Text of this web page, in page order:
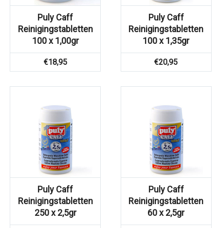
Puly Caff
Reinigingstabletten
100 x 1,00gr
€18,95
Puly Caff
Reinigingstabletten
100 x 1,35gr
€20,95
Puly Caff
Reinigingstabletten
250 x 2,5gr
Puly Caff
Reinigingstabletten
60 x 2,5gr